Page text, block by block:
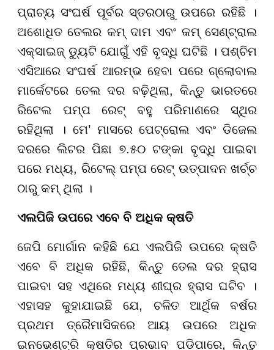
ପ୍ରାଚ୍ୟ ସଂଘର୍ଷ ପୂର୍ବର ସ୍ତରଠାରୁ ଉପରେ ରହିଛି ।
ଅଶୋଧିତ ତେଲର କମ୍ ଦାମ ଏବଂ କମ୍ ସେଣ୍ଟ୍ରାଲ
ଏକ୍ସାଇଜ୍ ଡ୍ୟୁଟି ଯୋଗୁଁ ଏହି ବୃଦ୍ଧି ଘଟିଛି । ପଶ୍ଚିମ
ଏସିଆରେ ସଂଘର୍ଷ ଆରମ୍ଭ ହେବା ପରେ ଗ୍ଲୋବାଲ
ମାର୍କେଟରେ ତେଲ ଦର ବଢ଼ିଥିଲା, କିନ୍ତୁ ଭାରତରେ
ରିଟେଲ ପମ୍ପ ରେଟ୍ ବହୁ ପରିମାଣରେ ସ୍ଥିର
ରହିଥିଲା । ମେ’ ମାସରେ ପେଟ୍ରୋଲ ଏବଂ ଡିଜେଲ
ଦରରେ ଲିଟର ପିଛା ୭.୫୦ ଟଙ୍କା ବୃଦ୍ଧି ପାଇବା
ପରେ ମଧ୍ୟ, ରିଟେଲ୍ ପମ୍ପ ରେଟ୍ ଉତ୍ପାଦନ ଖର୍ଚ୍ଚ
ଠାରୁ କମ୍ ଥିଲା ।
ଏଲପିଜି ଉପରେ ଏବେ ବି ଅଧିକ କ୍ଷତି
ଜେପି ମୋର୍ଗାନ କହିଛି ଯେ ଏଲପିଜି ଉପରେ କ୍ଷତି
ଏବେ ବି ଅଧିକ ରହିଛି, କିନ୍ତୁ ତେଲ ଦର ହ୍ରାସ
ପାଇବା ସହ ଏଥିରେ ମଧ୍ୟ ଶୀଘ୍ର ହ୍ରାସ ଘଟିବ ।
ଏହାସହ କୁହାଯାଇଛି ଯେ, ଚଳିତ ଆର୍ଥିକ ବର୍ଷର
ପ୍ରଥମ ତ୍ରୈମାସିକରେ ଆୟ ଉପରେ ଅଧିକ
ଇନଭେଣ୍ଟ୍ରି କ୍ଷତିର ପ୍ରଭାବ ପଡ଼ିପାରେ, କିନ୍ତୁ